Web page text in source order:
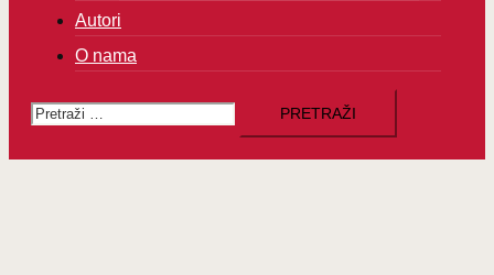
Autori
O nama
Pretraži: